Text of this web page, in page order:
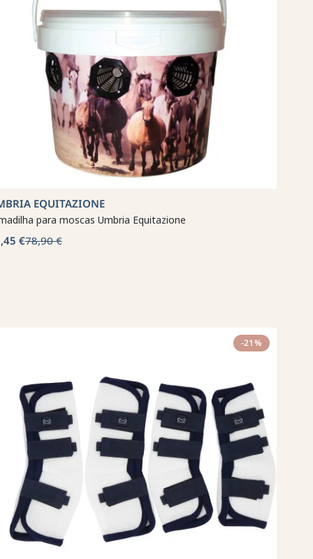
EQUITAZIONE
para moscas Umbria Equitazione
€78,90 €
-21%